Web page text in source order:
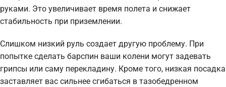
руками. Это увеличивает время полета и снижает
стабильность при приземлении.
Слишком низкий руль создает другую проблему. При
попытке сделать барспин ваши колени могут задевать
грипсы или саму перекладину. Кроме того, низкая посадка
заставляет вас сильнее сгибаться в тазобедренном